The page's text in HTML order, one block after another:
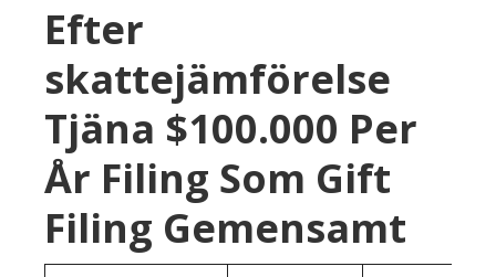
Efter
skattejämförelse
Tjäna $100.000 Per
År Filing Som Gift
Filing Gemensamt